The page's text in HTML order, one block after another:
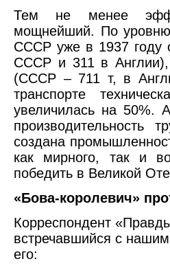
Тем не менее
мощнейший. По уровню
СССР уже в 1937 году
СССР и 311 в
(СССР – 711 т, в
транспорте
увеличилась на 50%.
создана
как мирного, так и
победить в Великой
«Бова-королевич»
Корреспондент
встречавшийся с
его: